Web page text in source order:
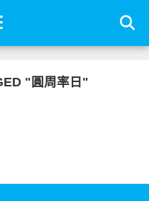
"圓周率日"